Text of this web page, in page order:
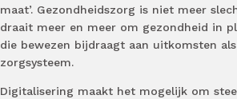
maat’. Gezondheidszorg is niet meer
draait meer en meer om gezondheid in
die bewezen bijdraagt aan uitkomsten
zorgsysteem.
Digitalisering maakt het mogelijk om